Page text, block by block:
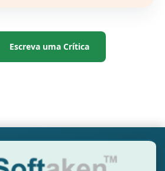
Escreva uma Crítica